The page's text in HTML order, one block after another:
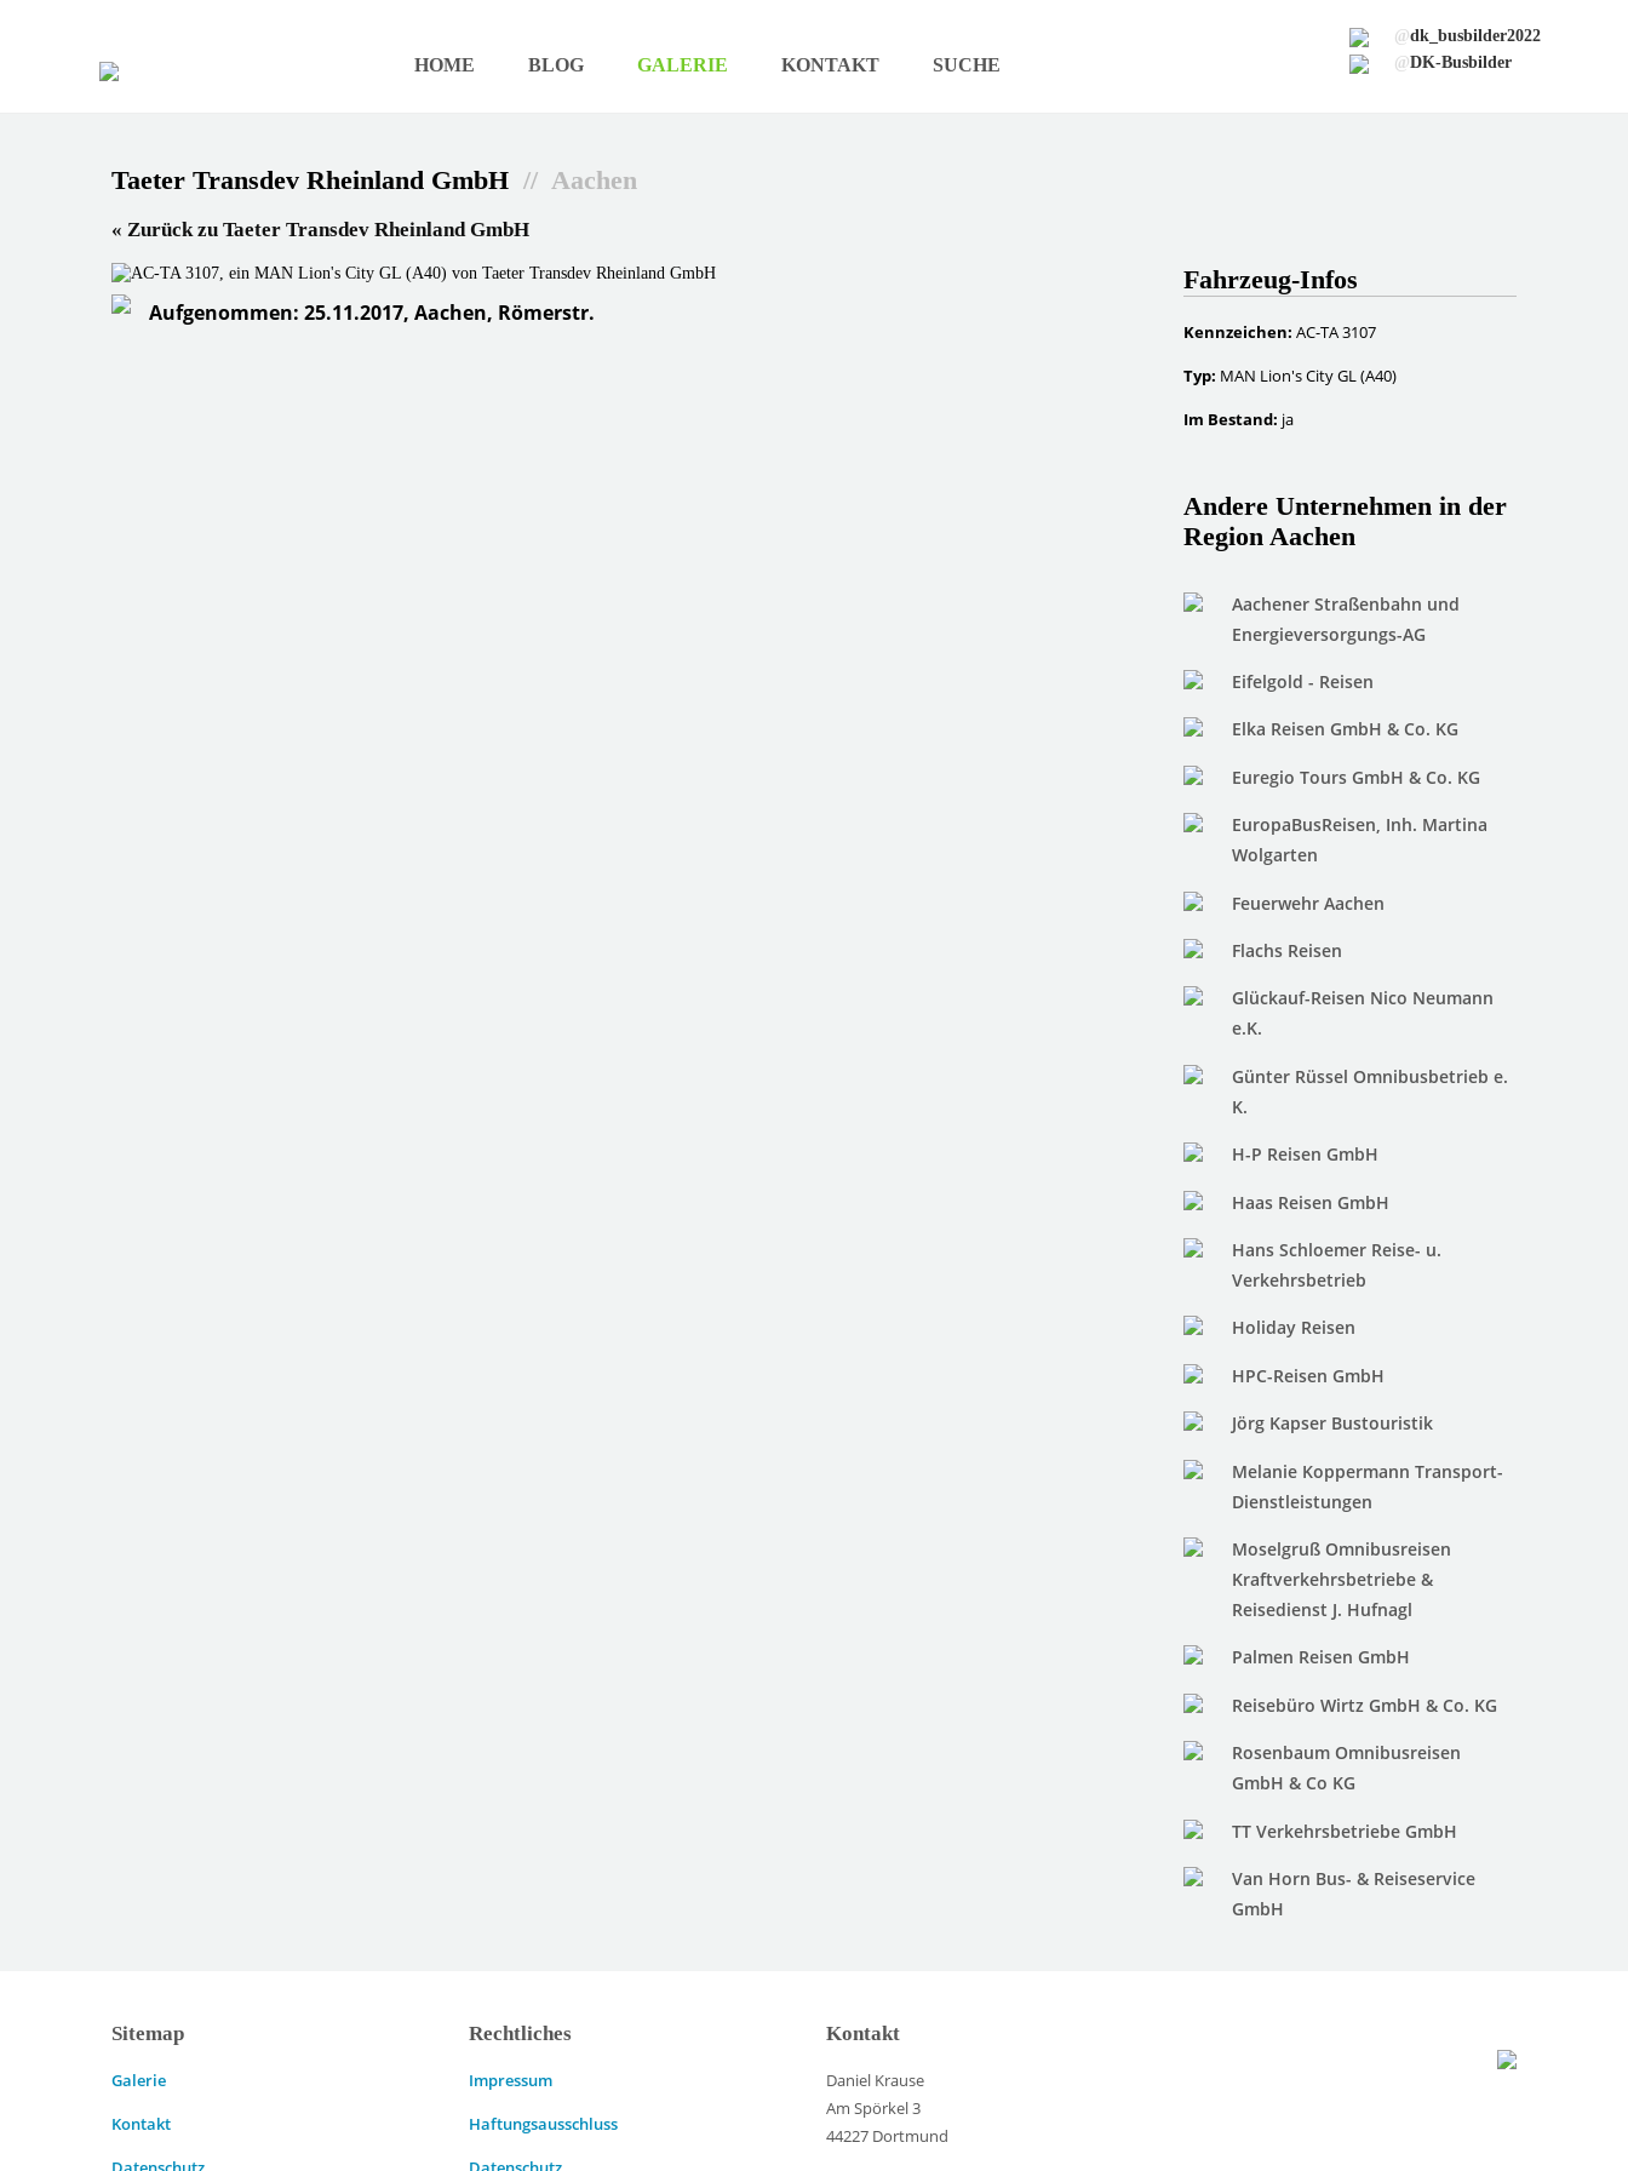
HOME BLOG GALERIE KONTAKT SUCHE
@dk_busbilder2022
@DK-Busbilder
Taeter Transdev Rheinland GmbH // Aachen
« Zurück zu Taeter Transdev Rheinland GmbH
Aufgenommen: 25.11.2017, Aachen, Römerstr.
Fahrzeug-Infos
Kennzeichen: AC-TA 3107
Typ: MAN Lion's City GL (A40)
Im Bestand: ja
Andere Unternehmen in der
Region Aachen
Aachener Straßenbahn und
Energieversorgungs-AG
Eifelgold - Reisen
Elka Reisen GmbH & Co. KG
Euregio Tours GmbH & Co. KG
EuropaBusReisen, Inh. Martina
Wolgarten
Feuerwehr Aachen
Flachs Reisen
Glückauf-Reisen Nico Neumann
e.K.
Günter Rüssel Omnibusbetrieb e.
K.
H-P Reisen GmbH
Haas Reisen GmbH
Hans Schloemer Reise- u.
Verkehrsbetrieb
Holiday Reisen
HPC-Reisen GmbH
Jörg Kapser Bustouristik
Melanie Koppermann Transport-
Dienstleistungen
Moselgruß Omnibusreisen
Kraftverkehrsbetriebe &
Reisedienst J. Hufnagl
Palmen Reisen GmbH
Reisebüro Wirtz GmbH & Co. KG
Rosenbaum Omnibusreisen
GmbH & Co KG
TT Verkehrsbetriebe GmbH
Van Horn Bus- & Reiseservice
GmbH
Sitemap
Galerie
Kontakt
Rechtliches
Impressum
Haftungsausschluss
Kontakt
Daniel Krause
Am Spörkel 3
44227 Dortmund